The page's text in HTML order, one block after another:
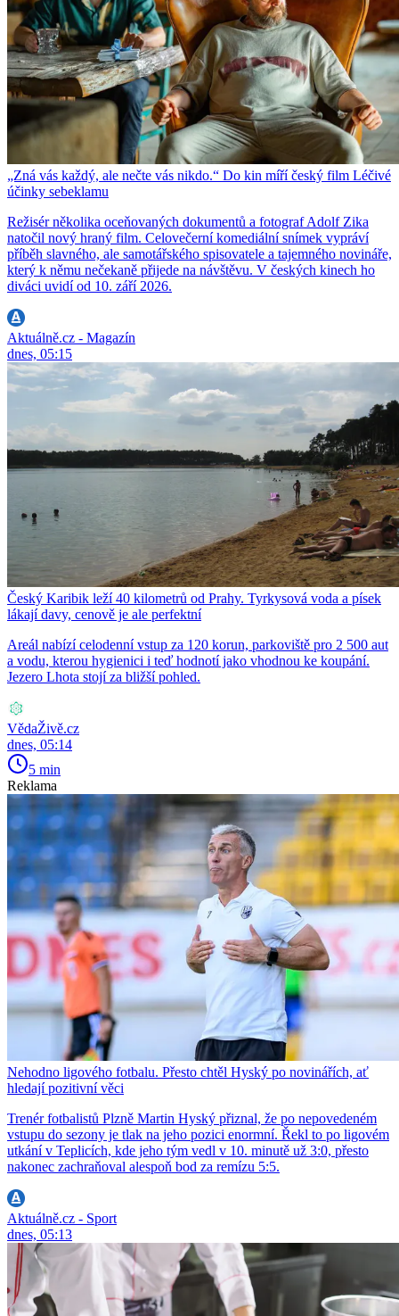
„Zná vás každý, ale nečte vás nikdo.“ Do kin míří český film Léčivé
účinky sebeklamu
Režisér několika oceňovaných dokumentů a fotograf Adolf Zika
natočil nový hraný film. Celovečerní komediální snímek vypráví
příběh slavného, ale samotářského spisovatele a tajemného novináře,
který k němu nečekaně přijede na návštěvu. V českých kinech ho
diváci uvidí od 10. září 2026.
Aktuálně.cz - Magazín
dnes, 05:15
Český Karibik leží 40 kilometrů od Prahy. Tyrkysová voda a písek
lákají davy, cenově je ale perfektní
Areál nabízí celodenní vstup za 120 korun, parkoviště pro 2 500 aut
a vodu, kterou hygienici i teď hodnotí jako vhodnou ke koupání.
Jezero Lhota stojí za bližší pohled.
VědaŽivě.cz
dnes, 05:14
5 min
Reklama
Nehodno ligového fotbalu. Přesto chtěl Hyský po novinářích, ať
hledají pozitivní věci
Trenér fotbalistů Plzně Martin Hyský přiznal, že po nepovedeném
vstupu do sezony je tlak na jeho pozici enormní. Řekl to po ligovém
utkání v Teplicích, kde jeho tým vedl v 10. minutě už 3:0, přesto
nakonec zachraňoval alespoň bod za remízu 5:5.
Aktuálně.cz - Sport
dnes, 05:13